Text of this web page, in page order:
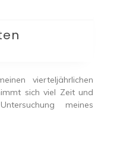
vierteljährlichen
sich viel Zeit und
meines